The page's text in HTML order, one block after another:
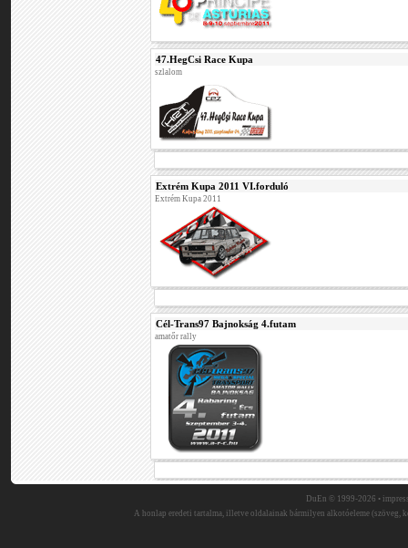
47.HegCsi Race Kupa
szlalom
Extrém Kupa 2011 VI.forduló
Extrém Kupa 2011
Cél-Trans97 Bajnokság 4.futam
amatőr rally
DuEn © 1999-2026 •
A honlap eredeti tartalma, illetve oldalainak bármilyen alkotóeleme (szöveg,